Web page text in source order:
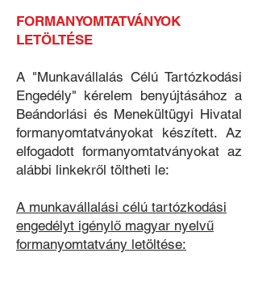
FORMANYOMTATVÁNYOK
LETÖLTÉSE
A "Munkavállalás Célú Tartózkodási
Engedély" kérelem benyújtásához a
Beándorlási és Menekültügyi Hivatal
formanyomtatványokat készített. Az
elfogadott formanyomtatványokat az
alábbi linkekről töltheti le:
A munkavállalási célú tartózkodási
engedélyt igénylő magyar nyelvű
formanyomtatvány letöltése: